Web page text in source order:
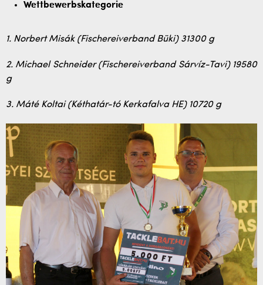
Wettbewerbskategorie
1. Norbert Misák (Fischereiverband Büki) 31300 g
2. Michael Schneider (Fischereiverband Sárvíz-Tavi) 19580
g
3. Máté Koltai (Kéthatár-tó Kerkafalva HE) 10720 g